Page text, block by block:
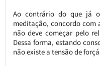
Ao contrário do que já
meditação, concordo com
não deve começar pelo
Dessa forma, estando
não existe a tensão de